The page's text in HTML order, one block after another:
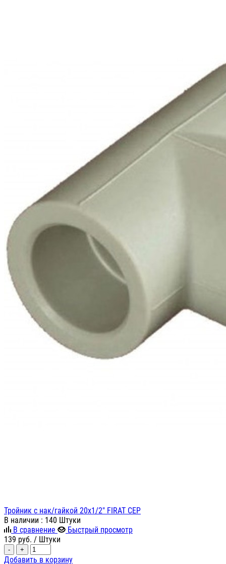
Тройник с нак/гайкой 20х1/2" FIRAT СЕР
В наличии : 140 Штуки
В сравнение
Быстрый просмотр
139 руб. / Штуки
- +
Добавить в корзину